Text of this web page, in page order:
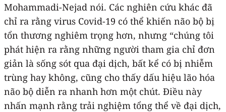
Mohammadi-Nejad nói. Các nghiên cứu khác đã
chỉ ra rằng virus Covid-19 có thể khiến não bộ bị
tổn thương nghiêm trọng hơn, nhưng “chúng tôi
phát hiện ra rằng những người tham gia chỉ đơn
giản là sống sót qua đại dịch, bất kể có bị nhiễm
trùng hay không, cũng cho thấy dấu hiệu lão hóa
não bộ diễn ra nhanh hơn một chút. Điều này
nhấn mạnh rằng trải nghiệm tổng thể về đại dịch,